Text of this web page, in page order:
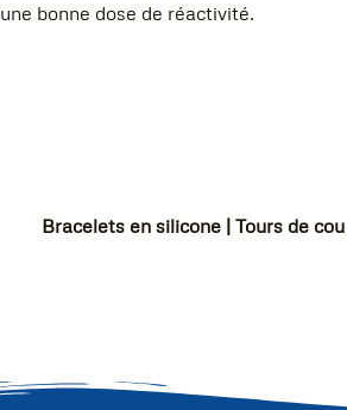
bonne dose de réactivité.
Bracelets en silicone | Tours de